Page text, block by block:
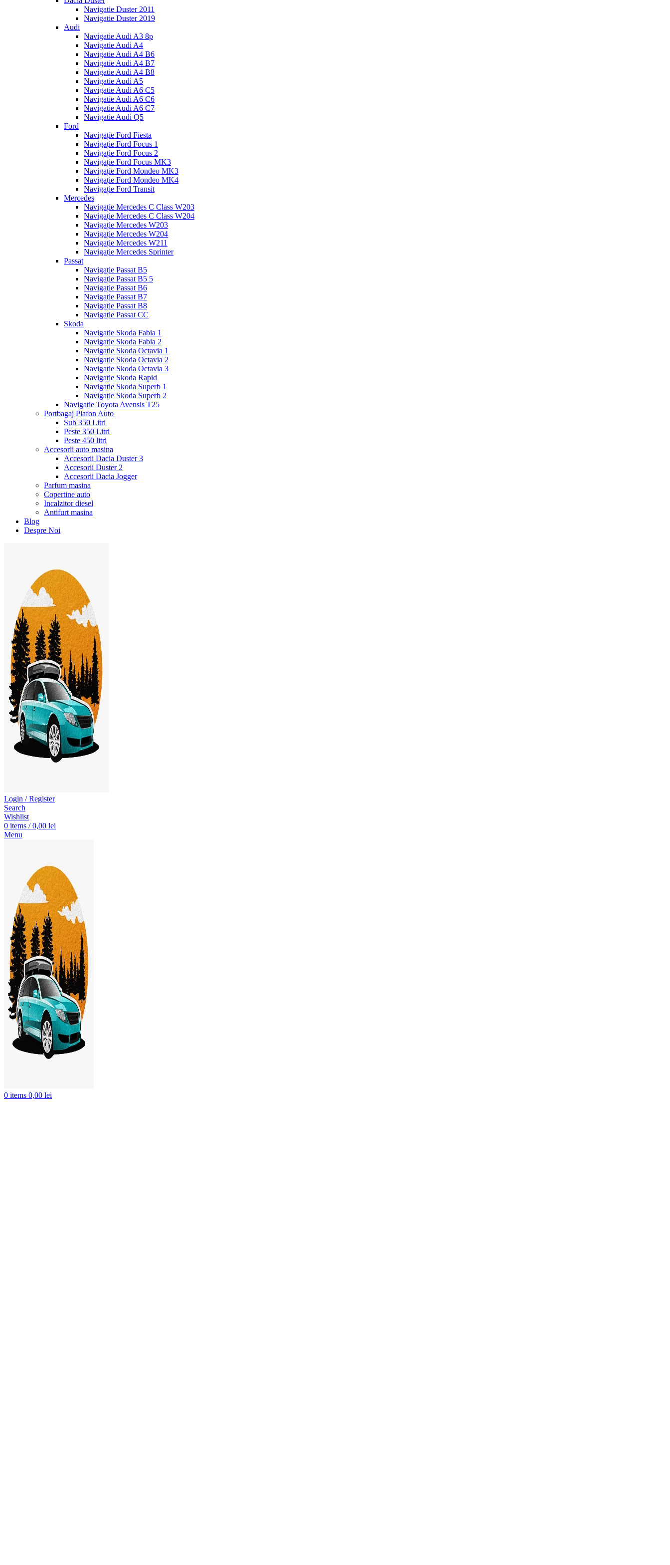
Navigatie Duster 2011
Navigatie Duster 2019
Audi
Navigatie Audi A3 8p
Navigatie Audi A4
Navigatie Audi A4 B6
Navigatie Audi A4 B7
Navigatie Audi A4 B8
Navigatie Audi A5
Navigatie Audi A6 C5
Navigatie Audi A6 C6
Navigatie Audi A6 C7
Navigatie Audi Q5
Ford
Navigație Ford Fiesta
Navigație Ford Focus 1
Navigație Ford Focus 2
Navigație Ford Focus MK3
Navigație Ford Mondeo MK3
Navigație Ford Mondeo MK4
Navigație Ford Transit
Mercedes
Navigație Mercedes C Class W203
Navigație Mercedes C Class W204
Navigație Mercedes W203
Navigație Mercedes W204
Navigație Mercedes W211
Navigație Mercedes Sprinter
Passat
Navigație Passat B5
Navigație Passat B5 5
Navigație Passat B6
Navigație Passat B7
Navigație Passat B8
Navigație Passat CC
Skoda
Navigație Skoda Fabia 1
Navigație Skoda Fabia 2
Navigație Skoda Octavia 1
Navigație Skoda Octavia 2
Navigație Skoda Octavia 3
Navigație Skoda Rapid
Navigație Skoda Superb 1
Navigație Skoda Superb 2
Navigație Toyota Avensis T25
Portbagaj Plafon Auto
Sub 350 Litri
Peste 350 Litri
Peste 450 litri
Accesorii auto masina
Accesorii Dacia Duster 3
Accesorii Duster 2
Accesorii Dacia Jogger
Parfum masina
Copertine auto
Incalzitor diesel
Antifurt masina
Blog
Despre Noi
Login / Register
Search
Wishlist
0 items / 0,00 lei
Menu
0 items 0,00 lei